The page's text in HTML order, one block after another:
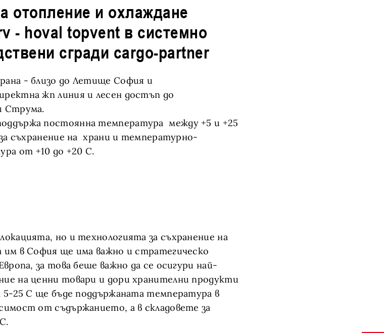
- близо до Летище София и
жп линия и лесен достъп до
Струма.
постоянна температура между +5 и +25
съхранение на храни и температурно-
от +10 до +20 С.
но и технологията за съхранение на
им в София ще има важно и стратегическо
за това беше важно да се осигури най-
на ценни товари и дори хранителни продукти
5-25 С ще бъде поддържаната температура в
от съдържанието, а в складовете за